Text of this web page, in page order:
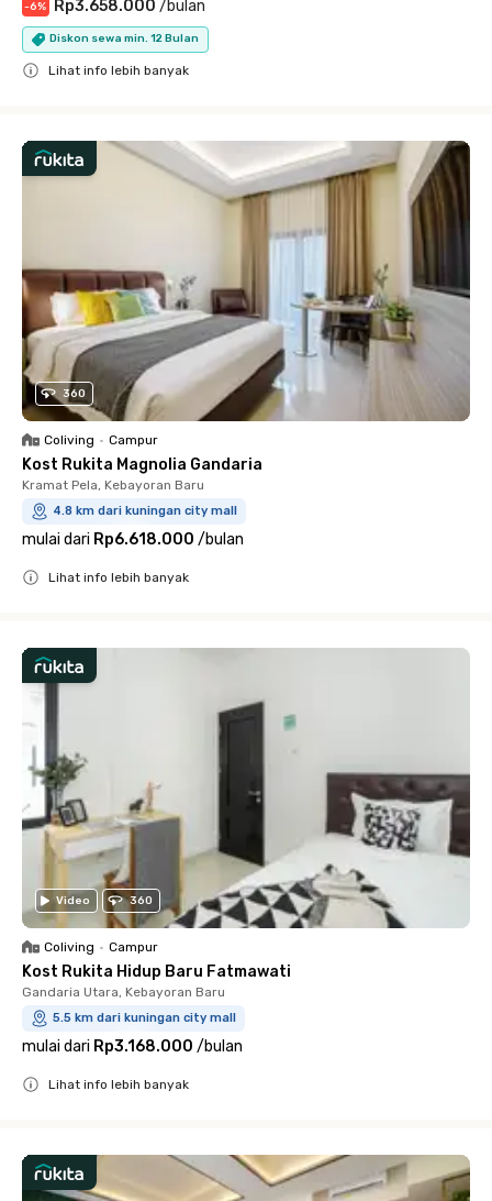
-6% Rp3.658.000 /bulan
Diskon sewa min. 12 Bulan
Lihat info lebih banyak
360
Coliving • Campur
Kost Rukita Magnolia Gandaria
Kramat Pela, Kebayoran Baru
4.8 km dari kuningan city mall
mulai dari Rp6.618.000 /bulan
Lihat info lebih banyak
Video 360
Coliving • Campur
Kost Rukita Hidup Baru Fatmawati
Gandaria Utara, Kebayoran Baru
5.5 km dari kuningan city mall
mulai dari Rp3.168.000 /bulan
Lihat info lebih banyak